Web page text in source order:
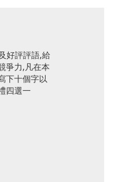
好評評語,給
爭力,凡在本
下十個字以
四選一